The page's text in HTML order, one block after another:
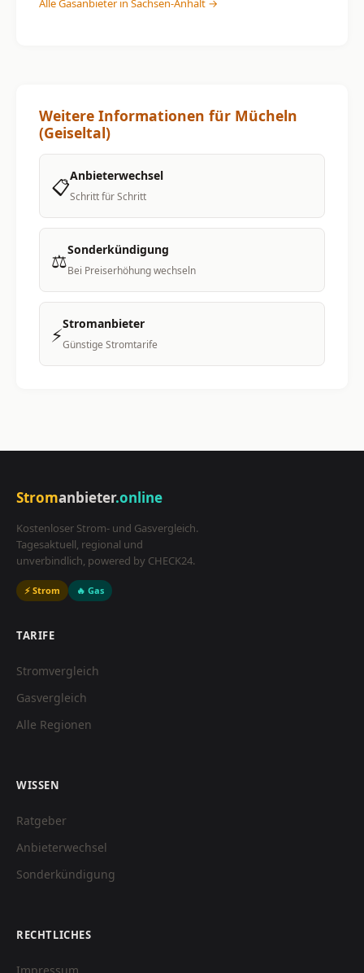
Alle Gasanbieter in Sachsen-Anhalt →
Weitere Informationen für Mücheln
(Geiseltal)
📋Anbieterwechsel
Schritt für Schritt
⚖️Sonderkündigung
Bei Preiserhöhung wechseln
⚡Stromanbieter
Günstige Stromtarife
Stromanbieter.online
Kostenloser Strom- und Gasvergleich.
Tagesaktuell, regional und
unverbindlich, powered by CHECK24.
⚡ Strom 🔥 Gas
TARIFE
Stromvergleich
Gasvergleich
Alle Regionen
WISSEN
Ratgeber
Anbieterwechsel
Sonderkündigung
RECHTLICHES